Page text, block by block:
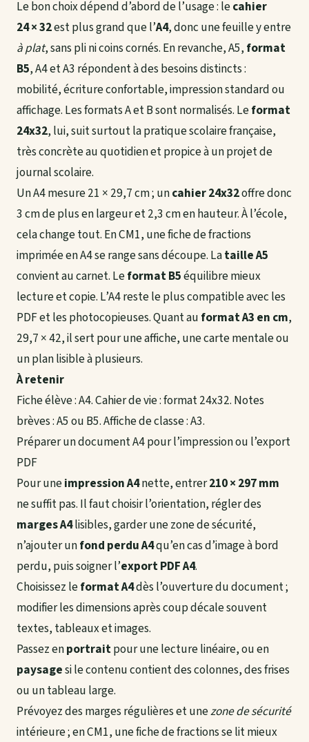
Le bon choix dépend d’abord de l’usage : lecahier
24 × 32est plus grand que l’A4, donc une feuille y entre
à plat, sans pli ni coins cornés. En revanche, A5,format
B5, A4 et A3 répondent à des besoins distincts :
mobilité, écriture confortable, impression standard ou
affichage. Les formats A et B sont normalisés. Leformat
24x32, lui, suit surtout la pratique scolaire française,
très concrète au quotidien et propice à unprojet de
journal scolaire.
Un A4 mesure 21 × 29,7 cm ; uncahier 24x32offre donc
3 cm de plus en largeur et 2,3 cm en hauteur. À l’école,
cela change tout. En CM1, une fiche de fractions
imprimée en A4 se range sans découpe. Lataille A5
convient au carnet. Leformat B5équilibre mieux
lecture et copie. L’A4 reste le plus compatible avec les
PDF et les photocopieuses. Quant au format A3 en cm,
29,7 × 42, il sert pour une affiche, unecarte mentaleou
un plan lisible à plusieurs.
À retenir
Fiche élève : A4. Cahier de vie : format 24x32. Notes
brèves : A5 ou B5. Affiche de classe : A3.
Préparer un document A4 pour l’impression ou l’export
PDF
Pour uneimpression A4nette, entrer210 × 297 mm
ne suffit pas. Il faut choisir l’orientation, régler des
marges A4lisibles, garder une zone de sécurité,
n’ajouter unfond perdu A4qu’en cas d’image à bord
perdu, puis soigner l’export PDF A4.
Choisissez leformat A4dès l’ouverture du document ;
modifier les dimensions après coup décale souvent
textes, tableaux et images.
Passez enportraitpour une lecture linéaire, ou en
paysagesi le contenu contient des colonnes, des frises
ou un tableau large.
Prévoyez des marges régulières et unezone de sécurité
intérieure ; en CM1, une fiche de fractions se lit mieux